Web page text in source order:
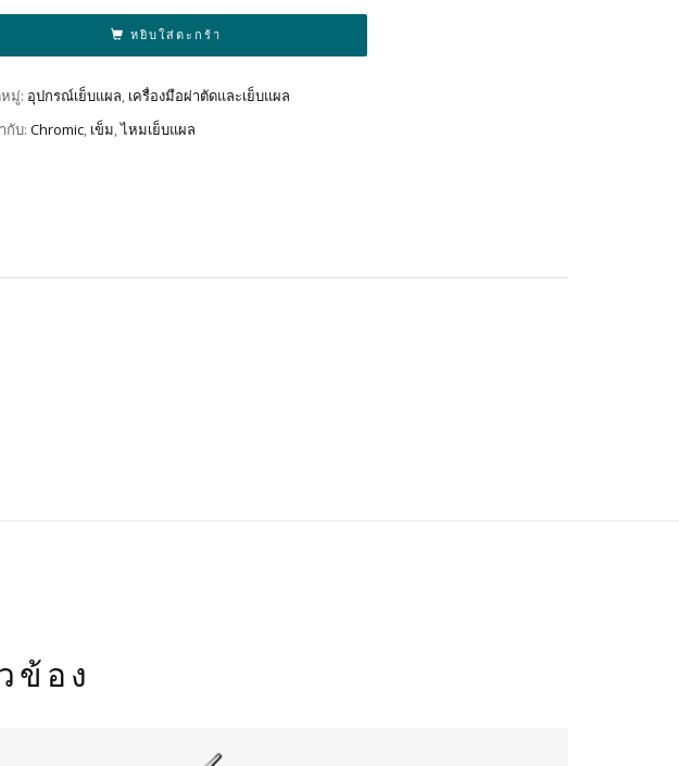
หยิบใส่ตะกร้า
มู่: อุปกรณ์เย็บแผล, เครื่องมือผ่าตัดและเย็บแผล
กับ: Chromic เข็ม ,ไหมเย็บแผล
ข้อง